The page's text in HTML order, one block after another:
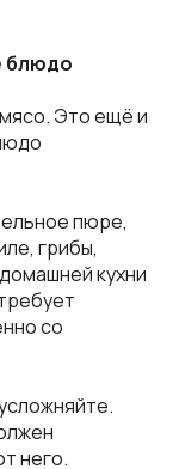
блюдо
Это ещё и
пюре,
грибы,
кухни
со
него.